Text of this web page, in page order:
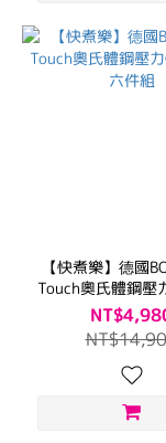
【快煮樂】德國
Touch奧氏體鋼壓
值六件組